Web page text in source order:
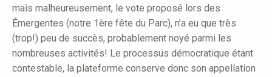
mais malheureusement, le vote proposé lors des
Émergentes (notre 1ère fête du Parc), n'a eu que très
(trop!) peu de succès, probablement noyé parmi les
nombreuses activités! Le processus démocratique étant
contestable, la plateforme conserve donc son appellation